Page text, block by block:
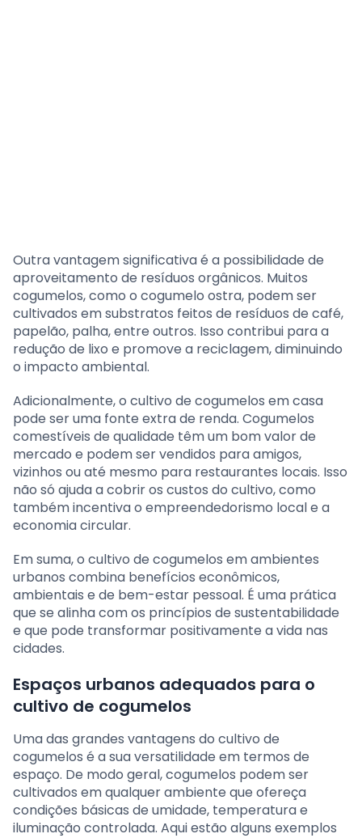
Outra vantagem significativa é a possibilidade de
aproveitamento de resíduos orgânicos. Muitos
cogumelos, como o cogumelo ostra, podem ser
cultivados em substratos feitos de resíduos de café,
papelão, palha, entre outros. Isso contribui para a
redução de lixo e promove a reciclagem, diminuindo
o impacto ambiental.
Adicionalmente, o cultivo de cogumelos em casa
pode ser uma fonte extra de renda. Cogumelos
comestíveis de qualidade têm um bom valor de
mercado e podem ser vendidos para amigos,
vizinhos ou até mesmo para restaurantes locais. Isso
não só ajuda a cobrir os custos do cultivo, como
também incentiva o empreendedorismo local e a
economia circular.
Em suma, o cultivo de cogumelos em ambientes
urbanos combina benefícios econômicos,
ambientais e de bem-estar pessoal. É uma prática
que se alinha com os princípios de sustentabilidade
e que pode transformar positivamente a vida nas
cidades.
Espaços urbanos adequados para o
cultivo de cogumelos
Uma das grandes vantagens do cultivo de
cogumelos é a sua versatilidade em termos de
espaço. De modo geral, cogumelos podem ser
cultivados em qualquer ambiente que ofereça
condições básicas de umidade, temperatura e
iluminação controlada. Aqui estão alguns exemplos